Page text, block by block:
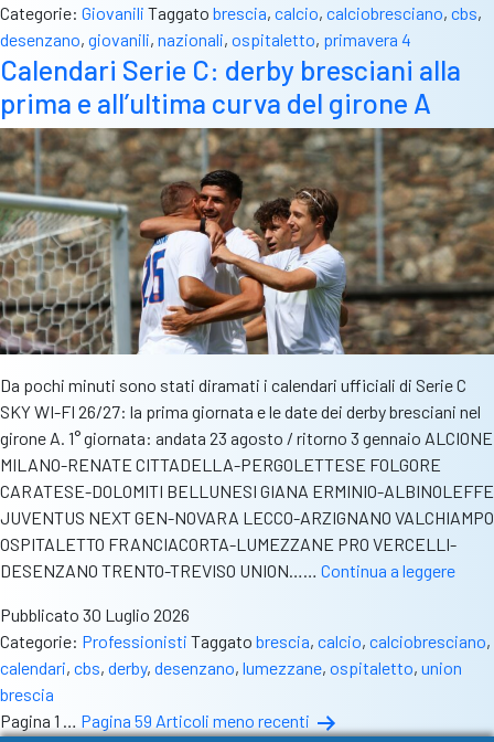
4:
ufficializzati
i
gironi
delle
squadre
bresciane
Categorie: Giovanili Taggato brescia, calcio, calciobresciano, cbs,
desenzano, giovanili, nazionali, ospitaletto, primavera 4
Calendari Serie C: derby bresciani alla
prima e all’ultima curva del girone A
Da pochi minuti sono stati diramati i calendari ufficiali di Serie C
SKY WI-FI 26/27: la prima giornata e le date dei derby bresciani nel
girone A. 1° giornata: andata 23 agosto / ritorno 3 gennaio ALCIONE
MILANO-RENATE CITTADELLA-PERGOLETTESE FOLGORE
CARATESE-DOLOMITI BELLUNESI GIANA ERMINIO-ALBINOLEFFE
JUVENTUS NEXT GEN-NOVARA LECCO-ARZIGNANO VALCHIAMPO
OSPITALETTO FRANCIACORTA-LUMEZZANE PRO VERCELLI-
DESENZANO TRENTO-TREVISO UNION…… Continua a leggere
derby
Pubblicato 30 Luglio 2026
Categorie: Professionisti Taggato brescia, calcio, calciobresciano,
calendari, cbs, derby, desenzano, lumezzane, ospitaletto, union
brescia
Paginazione
Pagina 1 … Pagina 59 Articoli meno recenti